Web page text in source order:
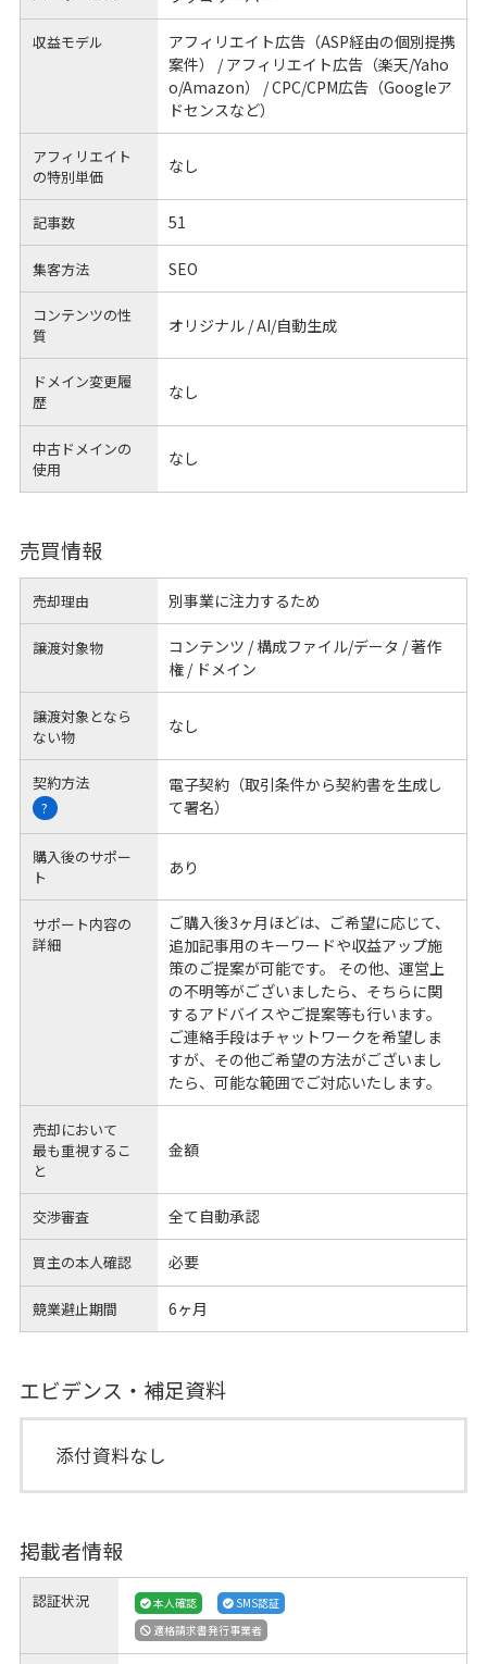
収益モデル
アフィリエイト広告（ASP経由の個別提携
案件） / アフィリエイト広告（楽天/Yaho
o/Amazon） / CPC/CPM広告（Googleア
ドセンスなど）
アフィリエイト
の特別単価 なし
記事数 51
集客方法 SEO
コンテンツの性
質
オリジナル / AI/自動生成
ドメイン変更履
歴
なし
中古ドメインの
使用
なし
売買情報
売却理由 別事業に注力するため
譲渡対象物
コンテンツ / 構成ファイル/データ / 著作
権 / ドメイン
譲渡対象となら
ない物
なし
契約方法
?
電子契約（取引条件から契約書を生成し
て署名）
購入後のサポー
ト
あり
サポート内容の
詳細
ご購入後3ヶ月ほどは、ご希望に応じて、
追加記事用のキーワードや収益アップ施
策のご提案が可能です。 その他、運営上
の不明等がございましたら、そちらに関
するアドバイスやご提案等も行います。
ご連絡手段はチャットワークを希望しま
すが、その他ご希望の方法がございまし
たら、可能な範囲でご対応いたします。
売却において
最も重視するこ
と
金額
交渉審査 全て自動承認
買主の本人確認 必要
競業避止期間 6ヶ月
エビデンス・補足資料
添付資料なし
掲載者情報
認証状況 本人確認
SMS認証
適格請求書発行事業者